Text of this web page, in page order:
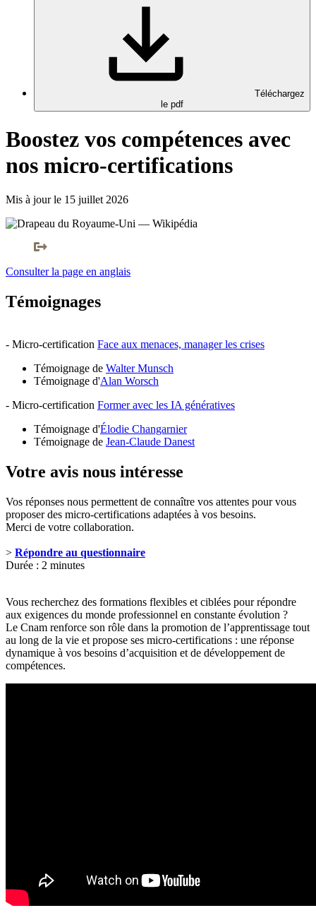
Téléchargez
le pdf
Boostez vos compétences avec
nos micro-certifications
Mis à jour le 15 juillet 2026
Consulter la page en anglais
Témoignages
- Micro-certification Face aux menaces, manager les crises
Témoignage de Walter Munsch
Témoignage d'Alan Worsch
- Micro-certification Former avec les IA génératives
Témoignage d'Élodie Changarnier
Témoignage de Jean-Claude Danest
Votre avis nous intéresse
Vos réponses nous permettent de connaître vos attentes pour vous
proposer des micro-certifications adaptées à vos besoins.
Merci de votre collaboration.
> Répondre au questionnaire
Durée : 2 minutes
Vous recherchez des formations flexibles et ciblées pour répondre
aux exigences du monde professionnel en constante évolution ?
Le Cnam renforce son rôle dans la promotion de l’apprentissage tout
au long de la vie et propose ses micro-certifications : une réponse
dynamique à vos besoins d’acquisition et de développement de
compétences.